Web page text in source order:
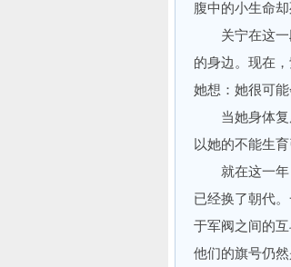
腹中的小生命
关宁在这一段
的身边。现在
她想：她很可能
当她身体复原
以她的不能生
就在这一年，
已经换了朝代
于军阀之间的
他们的旗号仍然